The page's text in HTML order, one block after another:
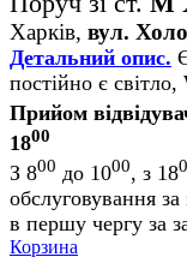
Харків, вул.
Детальний опис.
постійно є
Прийом
1800
З 800 до 1000, з 18
обслуговування
в першу чергу за
Корзина